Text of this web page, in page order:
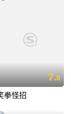
7.0
拳怪招